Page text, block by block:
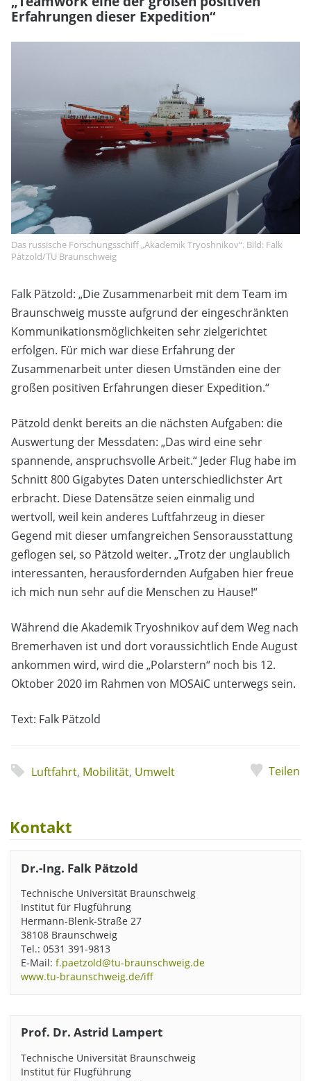
Erfahrungen dieser Expedition“
Das russische Forschungsschiff „Akademik Tryoshnikov“. Bild: Falk
Pätzold/TU Braunschweig
Falk Pätzold: „Die Zusammenarbeit mit dem Team im
Braunschweig musste aufgrund der eingeschränkten
Kommunikationsmöglichkeiten sehr zielgerichtet
erfolgen. Für mich war diese Erfahrung der
Zusammenarbeit unter diesen Umständen eine der
großen positiven Erfahrungen dieser Expedition.“
Pätzold denkt bereits an die nächsten Aufgaben: die
Auswertung der Messdaten: „Das wird eine sehr
spannende, anspruchsvolle Arbeit.“ Jeder Flug habe im
Schnitt 800 Gigabytes Daten unterschiedlichster Art
erbracht. Diese Datensätze seien einmalig und
wertvoll, weil kein anderes Luftfahrzeug in dieser
Gegend mit dieser umfangreichen Sensorausstattung
geflogen sei, so Pätzold weiter. „Trotz der unglaublich
interessanten, herausfordernden Aufgaben hier freue
ich mich nun sehr auf die Menschen zu Hause!“
Während die Akademik Tryoshnikov auf dem Weg nach
Bremerhaven ist und dort voraussichtlich Ende August
ankommen wird, wird die „Polarstern“ noch bis 12.
Oktober 2020 im Rahmen von MOSAiC unterwegs sein.
Text: Falk Pätzold
Luftfahrt, Mobilität, Umwelt Teilen
Kontakt
Dr.-Ing. Falk Pätzold
Technische Universität Braunschweig
Institut für Flugführung
Hermann-Blenk-Straße 27
38108 Braunschweig
Tel.: 0531 391-9813
E-Mail: f.paetzold@tu-braunschweig.de
www.tu-braunschweig.de/iff
Prof. Dr. Astrid Lampert
Technische Universität Braunschweig
Institut für Flugführung